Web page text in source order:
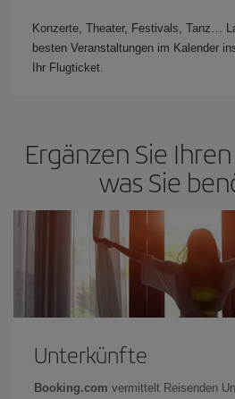
Konzerte, Theater, Festivals, Tanz…
besten Veranstaltungen im Kalender
Ihr Flugticket.
Ergänzen Sie
was Sie
Unterkünfte
Booking.com vermittelt Reisenden